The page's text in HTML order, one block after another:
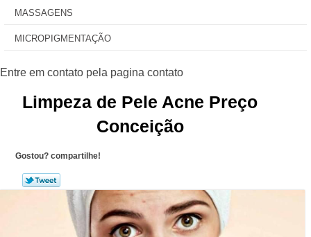
MASSAGENS
MICROPIGMENTAÇÃO
Limpeza de Pele Acne Preço
Conceição
Gostou? compartilhe!